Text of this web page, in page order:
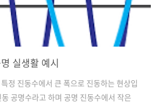
실생활 예시
정 진동수에서 큰 폭으로 진동하는 현상입
공명수라고 하며 공명 진동수에서 작은